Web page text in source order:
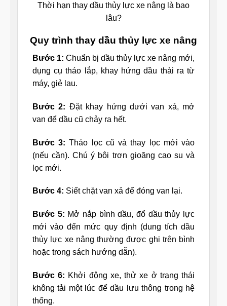
Thời hạn thay dầu thủy lực xe nâng là bao
lâu?
Quy trình thay dầu thủy lực xe nâng
Bước 1: Chuẩn bị dầu thủy lực xe nâng mới,
dụng cụ tháo lắp, khay hứng dầu thải ra từ
máy, giẻ lau.
Bước 2: Đặt khay hứng dưới van xả, mở
van để dầu cũ chảy ra hết.
Bước 3:Tháo lọc cũ và thay lọc mới vào
(nếu cần). Chú ý bôi trơn gioăng cao su và
lọc mới.
Bước 4: Siết chặt van xả để đóng van lại.
Bước 5: Mở nắp bình dầu, đổ dầu thủy lực
mới vào đến mức quy định (dung tích dầu
thủy lực xe nâng thường được ghi trên bình
hoặc trong sách hướng dẫn).
Bước 6: Khởi động xe, thử xe ở trạng thái
không tải một lúc để dầu lưu thông trong hệ
thống.